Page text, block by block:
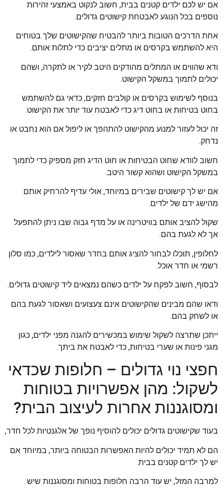
אם יש לכם ילדים קטנים בבית, חשוב לנקוט באמצעי זהירות
נוספים בכל הנוגע לאבטחת קישוטים גדולים.
אחת הדרכים הטובות ביותר להבטיח שהקישוטים שלך בטוחים
היא להשתמש בקרסים או מתלים יציבים כדי לתלות אותם.
ודא שהווים או המתלים מהודקים היטב לקיר או לתקרה, ושהם
יכולים לתמוך במשקל הקישוט.
בנוסף לשימוש בקרסים או קולבים חזקים, כדאי גם להשתמש
בחוט בטיחות או בחוט דיג כדי לאבטח עוד יותר את הקישוט.
זה יכול לעזור למנוע מהקישוט להתהפך או ליפול אם הוא נחבט או
נדחק.
חשוב לוודא שחוט הבטיחות או חוט הדיג חזק מספיק כדי לתמוך
במשקל הקישוט ושהוא קשור היטב.
אם יש לך קישוטים שבירים במיוחד, אולי עדיף להרחיק אותם
מהישג ידם של ילדים.
שקול להציב אותם בוויטרינה או על מדף גבוה שבו ניתן להתפעל
אך לא לגעת בהם.
לחלופין, תוכלו לבחור להציג אותם בחדר שאסור לילדים, כמו סלון
רשמי או חדר אוכל.
לבסוף, חשוב לפקח על ילדים כשהם נמצאים ליד קישוטים גדולים.
ודאו שהם מבינים שהקישוטים אינם צעצועים ושאסור לגעת בהם
או לשחק בהם.
ייתכן שתרצה לשקול שימוש במכשירים להגנה מפני ילדים, כגון
מגני פינות או שערי בטיחות, כדי לאבטח את ביתך.
חפצי נוי גדולים – חלופות שכדאי
לשקול: מהן אפשרויות בטוחות
ומסוגננות אחרות לעיצוב הבית?
בעוד שקישוטים גדולים יכולים להוסיף נופך של אלגנטיות לכל חדר,
הם לא תמיד יכולים להיות האפשרות הבטוחה ביותר, במיוחד אם
יש לך ילדים קטנים בבית.
למרבה המזל, יש עוד הרבה חלופות בטוחות ומסוגננות שיש